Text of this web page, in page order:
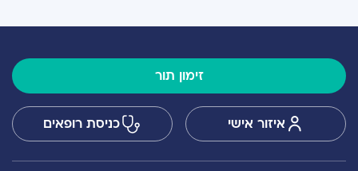
זימון תור
איזור אישי כניסת רופאים